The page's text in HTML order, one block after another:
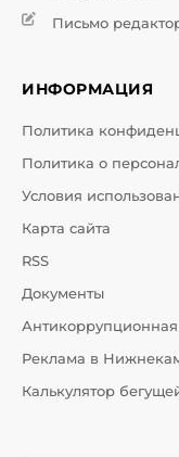
Письмо
ИНФОРМАЦИЯ
Политика
Политика о
Условия
Карта сайта
RSS
Документы
Реклама в
Калькулятор